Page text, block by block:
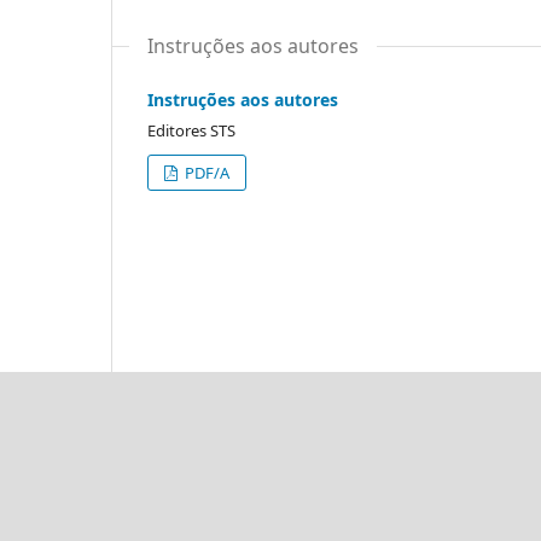
Instruções aos autores
Instruções aos autores
Editores STS
PDF/A